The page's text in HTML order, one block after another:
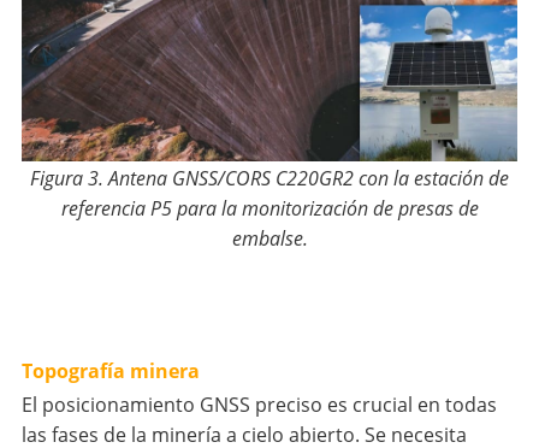
Figura 3. Antena GNSS/CORS C220GR2 con la estación de
referencia P5 para la monitorización de presas de
embalse.
Topografía minera
El posicionamiento GNSS preciso es crucial en todas
las fases de la minería a cielo abierto. Se necesita